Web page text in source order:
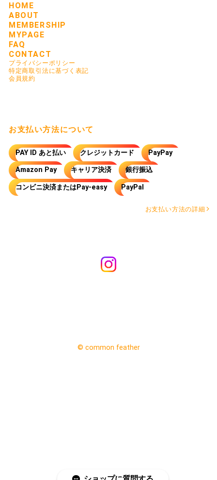
HOME
ABOUT
MEMBERSHIP
MYPAGE
FAQ
CONTACT
プライバシーポリシー
特定商取引法に基づく表記
会員規約
お支払い方法について
PAY ID あと払い クレジットカード PayPay
Amazon Pay キャリア決済 銀行振込
コンビニ決済またはPay-easy PayPal
お支払い方法の詳細
©︎ common feather